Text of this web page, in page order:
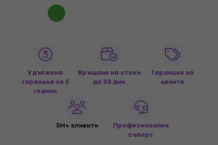
Удължена
гаранция за 3
години
Връщане на стоки
до 30 дни
Гаранция за
цените
3M+ клиенти
Професионален
съпорт